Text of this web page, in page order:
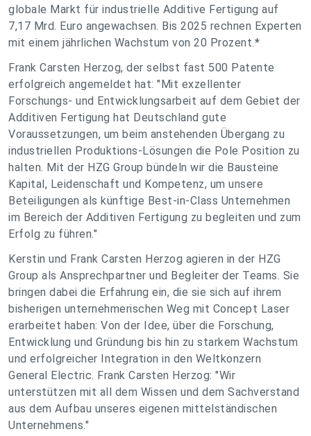
globale Markt für industrielle Additive Fertigung auf
7,17 Mrd. Euro angewachsen. Bis 2025 rechnen Experten
mit einem jährlichen Wachstum von 20 Prozent.*
Frank Carsten Herzog, der selbst fast 500 Patente
erfolgreich angemeldet hat: "Mit exzellenter
Forschungs- und Entwicklungsarbeit auf dem Gebiet der
Additiven Fertigung hat Deutschland gute
Voraussetzungen, um beim anstehenden Übergang zu
industriellen Produktions-Lösungen die Pole Position zu
halten. Mit der HZG Group bündeln wir die Bausteine
Kapital, Leidenschaft und Kompetenz, um unsere
Beteiligungen als künftige Best-in-Class Unternehmen
im Bereich der Additiven Fertigung zu begleiten und zum
Erfolg zu führen."
Kerstin und Frank Carsten Herzog agieren in der HZG
Group als Ansprechpartner und Begleiter der Teams. Sie
bringen dabei die Erfahrung ein, die sie sich auf ihrem
bisherigen unternehmerischen Weg mit Concept Laser
erarbeitet haben: Von der Idee, über die Forschung,
Entwicklung und Gründung bis hin zu starkem Wachstum
und erfolgreicher Integration in den Weltkonzern
General Electric. Frank Carsten Herzog: "Wir
unterstützen mit all dem Wissen und dem Sachverstand
aus dem Aufbau unseres eigenen mittelständischen
Unternehmens."